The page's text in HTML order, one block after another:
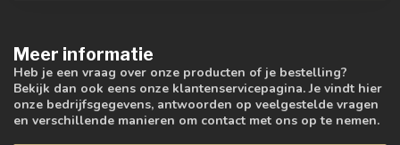
Meer informatie
Heb je een vraag over onze producten of je bestelling?
Bekijk dan ook eens onze klantenservicepagina. Je vindt hier
onze bedrijfsgegevens, antwoorden op veelgestelde vragen
en verschillende manieren om contact met ons op te nemen.